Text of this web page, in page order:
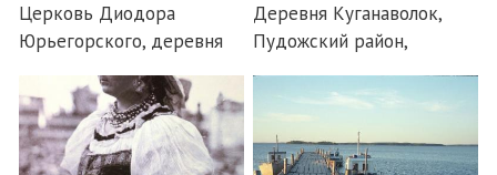
Церковь Диодора
Юрьегорского, деревня
Деревня Куганаволок,
Пудожский район,